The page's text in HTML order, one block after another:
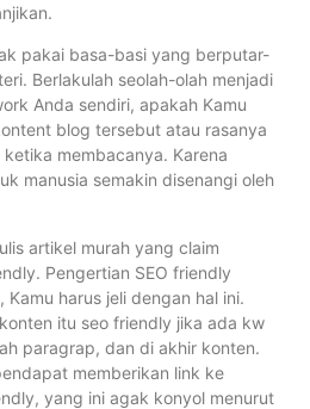
pakai basa-basi yang berputar-
Berlakulah seolah-olah menjadi
Anda sendiri, apakah Kamu
blog tersebut atau rasanya
membacanya. Karena
manusia semakin disenangi oleh
artikel murah yang claim
Pengertian SEO friendly
harus jeli dengan hal ini.
itu seo friendly jika ada kw
paragrap, dan di akhir konten.
memberikan link ke
yang ini agak konyol menurut